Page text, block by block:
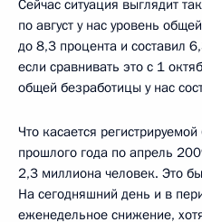
Сейчас ситуация выглядит
по август у нас уровень
до 8,3 процента и составил
если сравнивать это с 1
общей безработицы у нас
Что касается
прошлого года по апрель
2,3 миллиона человек. Это
На сегодняшний день и в
еженедельное снижение,